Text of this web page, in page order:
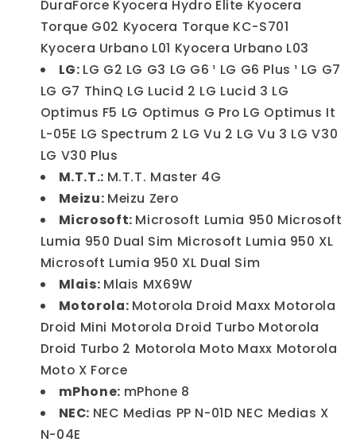
DuraForce Kyocera Hydro Elite Kyocera
Torque G02 Kyocera Torque KC-S701
Kyocera Urbano L01 Kyocera Urbano L03
LG: LG G2 LG G3 LG G6 ¹ LG G6 Plus ¹ LG G7
LG G7 ThinQ LG Lucid 2 LG Lucid 3 LG
Optimus F5 LG Optimus G Pro LG Optimus It
L-05E LG Spectrum 2 LG Vu 2 LG Vu 3 LG V30
LG V30 Plus
M.T.T.: M.T.T. Master 4G
Meizu: Meizu Zero
Microsoft: Microsoft Lumia 950 Microsoft
Lumia 950 Dual Sim Microsoft Lumia 950 XL
Microsoft Lumia 950 XL Dual Sim
Mlais: Mlais MX69W
Motorola: Motorola Droid Maxx Motorola
Droid Mini Motorola Droid Turbo Motorola
Droid Turbo 2 Motorola Moto Maxx Motorola
Moto X Force
mPhone: mPhone 8
NEC: NEC Medias PP N-01D NEC Medias X
N-04E